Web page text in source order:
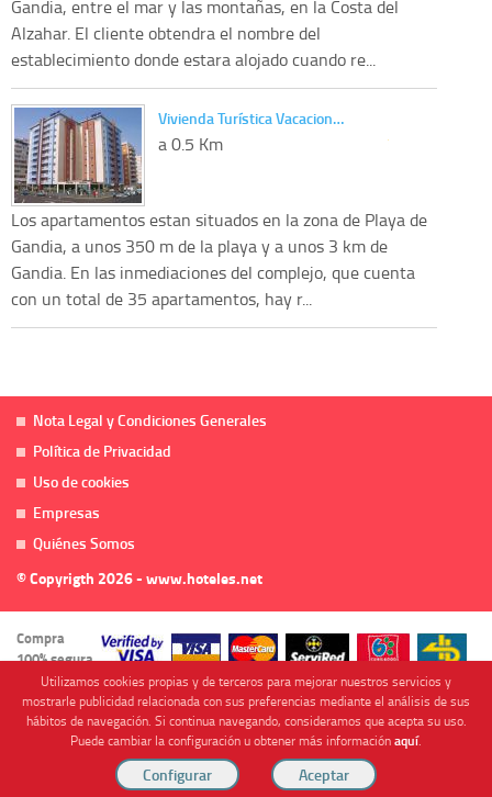
Gandia, entre el mar y las montañas, en la Costa del
Alzahar. El cliente obtendra el nombre del
establecimiento donde estara alojado cuando re...
Vivienda Turística Vacacion…
a 0.5 Km
Los apartamentos estan situados en la zona de Playa de
Gandia, a unos 350 m de la playa y a unos 3 km de
Gandia. En las inmediaciones del complejo, que cuenta
con un total de 35 apartamentos, hay r...
Nota Legal y Condiciones Generales
Política de Privacidad
Uso de cookies
Empresas
Quiénes Somos
© Copyrigth 2026 - www.hoteles.net
Compra
100% segura
Cofinanciado por
Utilizamos cookies propias y de terceros para mejorar nuestros servicios y
mostrarle publicidad relacionada con sus preferencias mediante el análisis de sus
hábitos de navegación. Si continua navegando, consideramos que acepta su uso.
Puede cambiar la configuración u obtener más informaciónaquí.